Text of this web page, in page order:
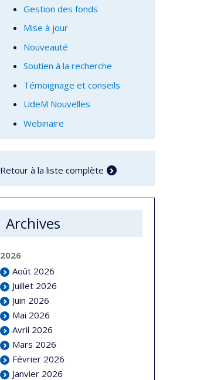
Gestion des fonds
Mise à jour
Nouveauté
Soutien à la recherche
Témoignage et conseils
UdeM Nouvelles
Webinaire
Retour à la liste complète
Archives
2026
Août 2026
Juillet 2026
Juin 2026
Mai 2026
Avril 2026
Mars 2026
Février 2026
Janvier 2026